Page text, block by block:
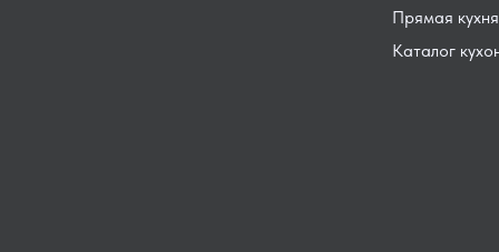
Прямая кухня
Каталог